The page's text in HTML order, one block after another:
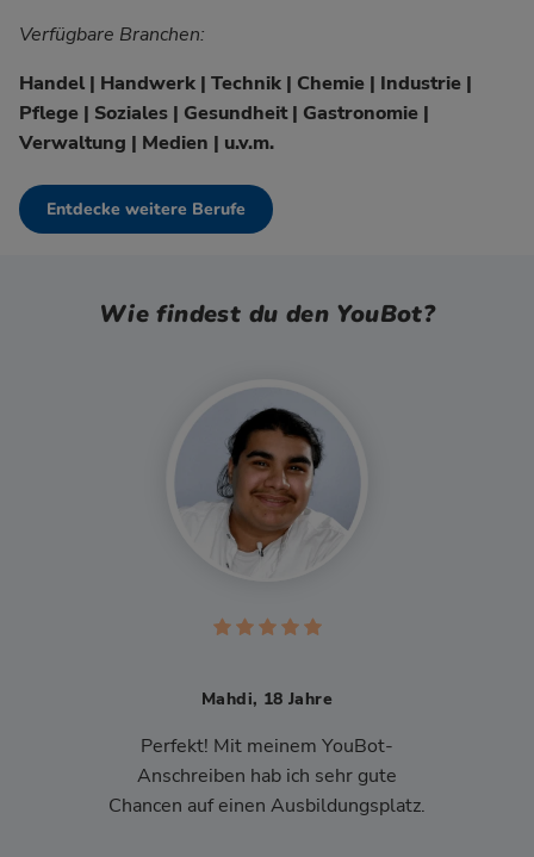
Verfügbare Branchen:
Handel | Handwerk | Technik | Chemie | Industrie |
Pflege | Soziales | Gesundheit | Gastronomie |
Verwaltung | Medien | u.v.m.
Entdecke weitere Berufe
Wie findest du den YouBot?
Mahdi, 18 Jahre
Perfekt! Mit meinem YouBot-
Anschreiben hab ich sehr gute
Chancen auf einen Ausbildungsplatz.